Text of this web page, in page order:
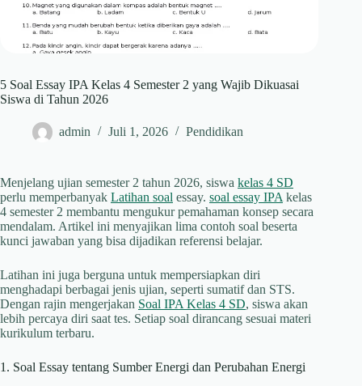
5 Soal Essay IPA Kelas 4 Semester 2 yang Wajib Dikuasai
Siswa di Tahun 2026
admin Juli 1, 2026 Pendidikan
Menjelang ujian semester 2 tahun 2026, siswa kelas 4 SD
perlu memperbanyak Latihan soal essay. soal essay IPA kelas
4 semester 2 membantu mengukur pemahaman konsep secara
mendalam. Artikel ini menyajikan lima contoh soal beserta
kunci jawaban yang bisa dijadikan referensi belajar.
Latihan ini juga berguna untuk mempersiapkan diri
menghadapi berbagai jenis ujian, seperti sumatif dan STS.
Dengan rajin mengerjakan Soal IPA Kelas 4 SD, siswa akan
lebih percaya diri saat tes. Setiap soal dirancang sesuai materi
kurikulum terbaru.
1. Soal Essay tentang Sumber Energi dan Perubahan Energi